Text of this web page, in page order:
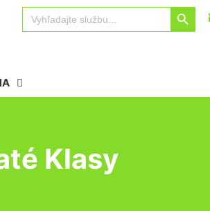
Search
for:
Search Button
Klasy